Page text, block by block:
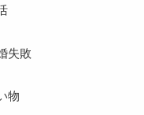
失敗
物